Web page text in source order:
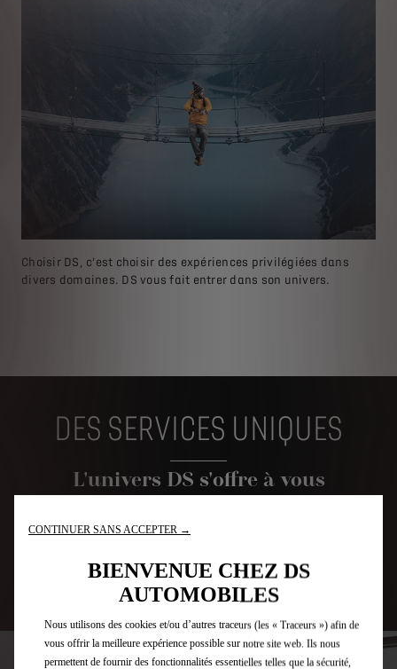
Choisir DS, c’est choisir des expériences privilégiées dans
divers domaines. DS vous fait entrer dans son univers.
DES SERVICES UNIQUES
L'univers DS s'offre à vous
LIBERTÉ
Rent a DS
CONTINUER SANS ACCEPTER →
BIENVENUE CHEZ DS
AUTOMOBILES
Nous utilisons des cookies et/ou d’autres traceurs (les « Traceurs ») afin de
vous offrir la meilleure expérience possible sur notre site web. Ils nous
permettent de fournir des fonctionnalités essentielles telles que la sécurité,